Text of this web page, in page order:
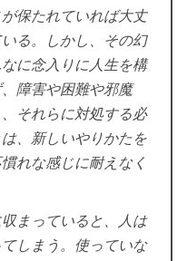
保たれていれば大丈
る。しかし、その幻
に念入りに人生を構
障害や困難や邪魔
それらに対処する必
、新しいやりかたを
れな感じに耐えなく
まっていると、人は
しまう。使っていな